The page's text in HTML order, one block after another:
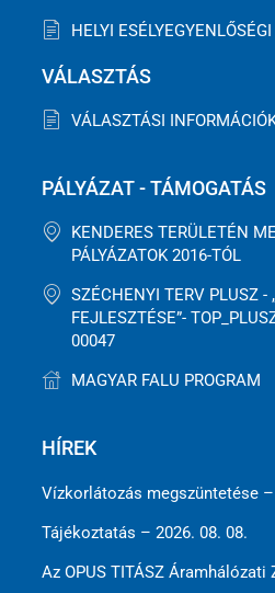
HELYI
VÁLASZTÁS
VÁLASZTÁSI
PÁLYÁZAT - TÁMOGATÁS
KENDERES TERÜLETÉN
PÁLYÁZATOK 2016-TÓL
SZÉCHENYI TERV PLUSZ -
FEJLESZTÉSE”-
00047
MAGYAR FALU PROGRAM
HÍREK
Vízkorlátozás megszüntetése –
Tájékoztatás – 2026. 08. 08.
Az OPUS TITÁSZ Áramhálózati